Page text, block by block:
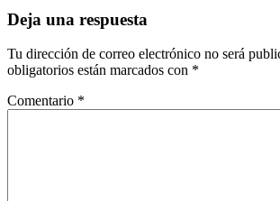
Deja una respuesta
Tu dirección de correo electrónico no será
obligatorios están marcados con *
Comentario *